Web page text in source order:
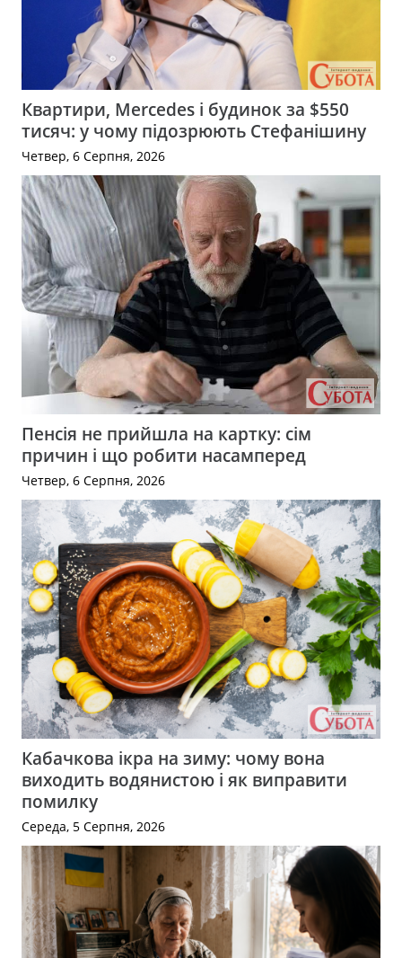
Квартири, Mercedes і будинок за $550
тисяч: у чому підозрюють Стефанішину
Четвер, 6 Серпня, 2026
Пенсія не прийшла на картку: сім
причин і що робити насамперед
Четвер, 6 Серпня, 2026
Кабачкова ікра на зиму: чому вона
виходить водянистою і як виправити
помилку
Середа, 5 Серпня, 2026